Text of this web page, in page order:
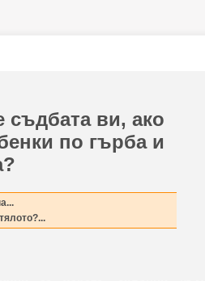
съдбата ви, ако
по гърба и